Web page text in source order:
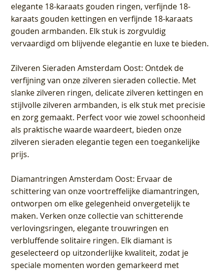
elegante 18-karaats gouden ringen, verfijnde 18-
karaats gouden kettingen en verfijnde 18-karaats
gouden armbanden. Elk stuk is zorgvuldig
vervaardigd om blijvende elegantie en luxe te bieden.
Zilveren Sieraden Amsterdam Oost: Ontdek de
verfijning van onze zilveren sieraden collectie. Met
slanke zilveren ringen, delicate zilveren kettingen en
stijlvolle zilveren armbanden, is elk stuk met precisie
en zorg gemaakt. Perfect voor wie zowel schoonheid
als praktische waarde waardeert, bieden onze
zilveren sieraden elegantie tegen een toegankelijke
prijs.
Diamantringen Amsterdam Oost: Ervaar de
schittering van onze voortreffelijke diamantringen,
ontworpen om elke gelegenheid onvergetelijk te
maken. Verken onze collectie van schitterende
verlovingsringen, elegante trouwringen en
verbluffende solitaire ringen. Elk diamant is
geselecteerd op uitzonderlijke kwaliteit, zodat je
speciale momenten worden gemarkeerd met